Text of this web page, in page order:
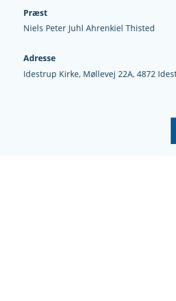
Præst
Niels Peter Juhl Ahrenkiel Thisted
Adresse
Idestrup Kirke, Møllevej 22A,4872